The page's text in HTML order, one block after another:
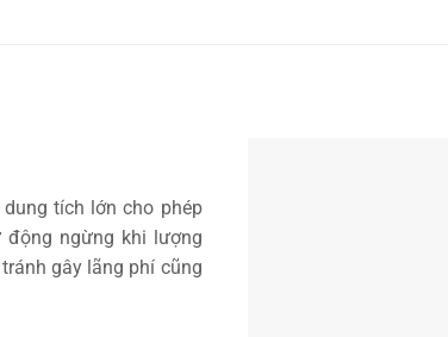
tích lớn cho phép
ngừng khi lượng
gây lãng phí cũng